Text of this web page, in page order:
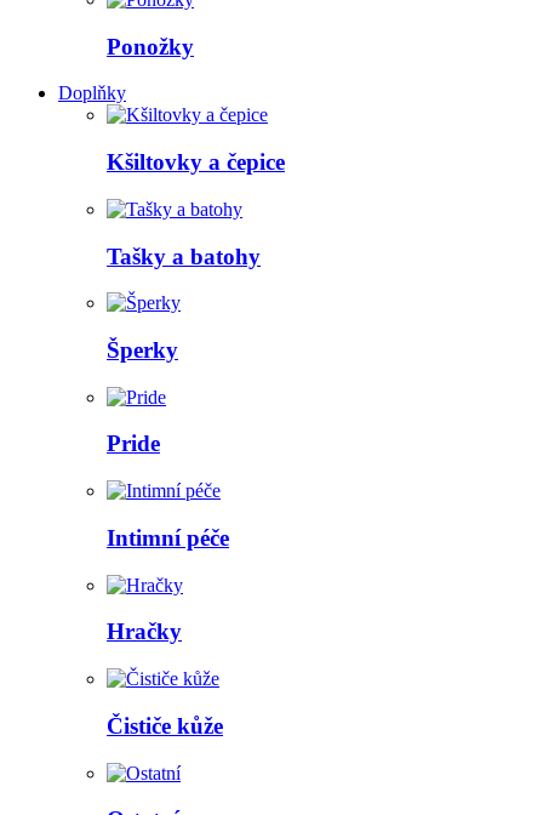
Ponožky
Doplňky
Kšiltovky a čepice
Tašky a batohy
Šperky
Pride
Intimní péče
Hračky
Čističe kůže